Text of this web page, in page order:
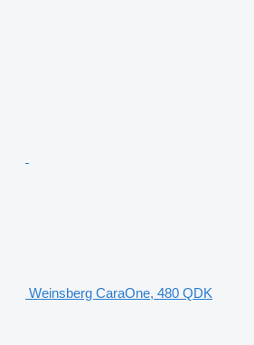
Weinsberg CaraOne, 480 QDK